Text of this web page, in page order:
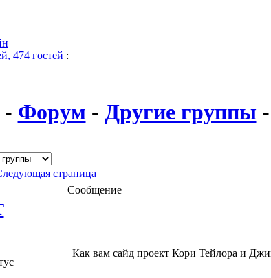
474 гостей :
- Форум - Другие группы-
страница
Сообщение
Как вам сайд проект Кори Тейлора и